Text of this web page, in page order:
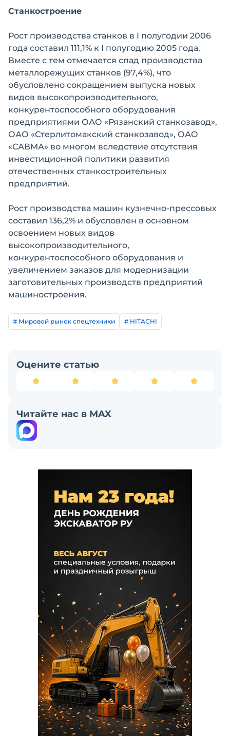
Станкостроение
Рост производства станков в I полугодии 2006
года составил 111,1% к I полугодию 2005 года.
Вместе с тем отмечается спад производства
металлорежущих станков (97,4%), что
обусловлено сокращением выпуска новых
видов высокопроизводительного,
конкурентоспособного оборудования
предприятиями ОАО «Рязанский станкозавод»,
ОАО «Стерлитомакский станкозавод», ОАО
«САВМА» во многом вследствие отсутствия
инвестиционной политики развития
отечественных станкостроительных
предприятий.
Рост производства машин кузнечно-прессовых
составил 136,2% и обусловлен в основном
освоением новых видов
высокопроизводительного,
конкурентоспособного оборудования и
увеличением заказов для модернизации
заготовительных производств предприятий
машиностроения.
# Мировой рынок спецтехники # HITACHI
Оцените статью
Читайте нас в MAX